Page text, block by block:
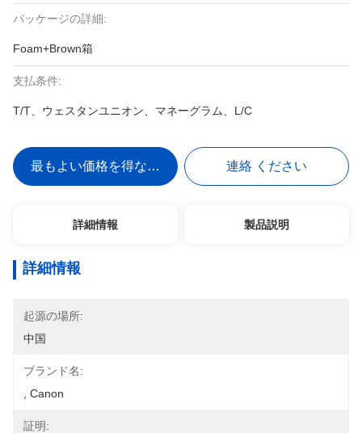
パッケージの詳細:
Foam+Brown箱
支払条件:
T/T、ウェスタンユニオン、マネーグラム、L/C
最もよい価格を得なさい 連絡 ください
詳細情報 製品説明
詳細情報
起源の場所:
中国
ブランド名:
, Canon
証明: